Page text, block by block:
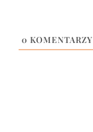
0 KOMENTARZY